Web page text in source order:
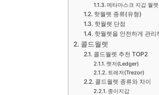
메타마스크 지갑 월
핫월렛 종류(유형)
핫월렛 단점
핫월렛을 안전하게 관리
콜드월렛
콜드월렛 추천 TOP2
렛저(Ledger)
트레저(Trezor)
콜드월렛 종류와 차이
종이지갑